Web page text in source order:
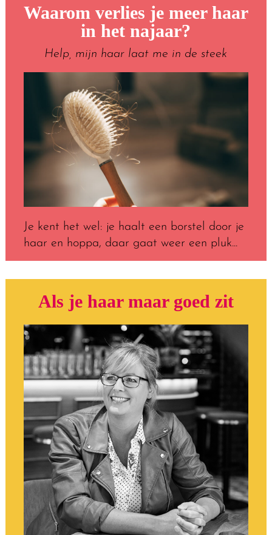
Waarom verlies je meer haar
in het najaar?
Help, mijn haar laat me in de steek
Je kent het wel: je haalt een borstel door je
haar en hoppa, daar gaat weer een pluk...
Als je haar maar goed zit